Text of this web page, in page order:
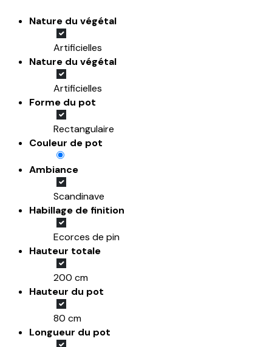
Nature du végétal
Artificielles
Nature du végétal
Artificielles
Forme du pot
Rectangulaire
Couleur de pot
Ambiance
Scandinave
Habillage de finition
Ecorces de pin
Hauteur totale
200 cm
Hauteur du pot
80 cm
Longueur du pot